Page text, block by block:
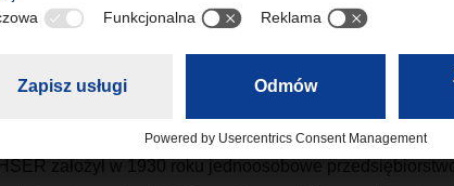
i technologii
założył w 1930 roku jednoosobowe